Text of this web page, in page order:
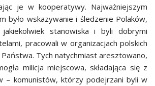
je w kooperatywy. Najważniejszym
było wskazywanie i śledzenie Polaków,
stanowiska i byli dobrymi
pracowali w organizacjach polskich
Tych natychmiast aresztowano,
milicja miejscowa, składająca się z
– komunistów, którzy podejrzani byli w